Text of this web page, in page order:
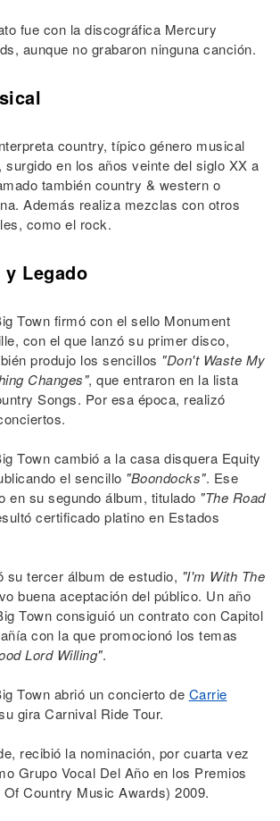
fue con la discográfica Mercury
aunque no grabaron ninguna canción.
country, típico género musical
surgido en los años veinte del siglo XX a
también country & western o
Además realiza mezclas con otros
como el rock.
Legado
Town firmó con el sello Monument
con el que lanzó su primer disco,
produjo los sencillos "Don't Waste My
Changes", que entraron en la lista
Songs. Por esa época, realizó
Town cambió a la casa disquera Equity
el sencillo "Boondocks". Ese
en su segundo álbum, titulado "The Road
certificado platino en Estados
su tercer álbum de estudio, "I'm With The
buena aceptación del público. Un año
Town consiguió un contrato con Capitol
con la que promocionó los temas
Lord Willing".
Town abrió un concierto de Carrie
gira Carnival Ride Tour.
recibió la nominación, por cuarta vez
Grupo Vocal Del Año en los Premios
Country Music Awards) 2009.